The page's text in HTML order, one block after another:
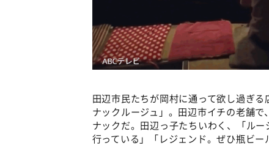
田辺市民たちが岡村に通って欲し過ぎ
ナックルージュ」。田辺市イチの老舗
ナックだ。田辺っ子たちいわく、「ル
行っている」「レジェンド。ぜひ瓶ビー